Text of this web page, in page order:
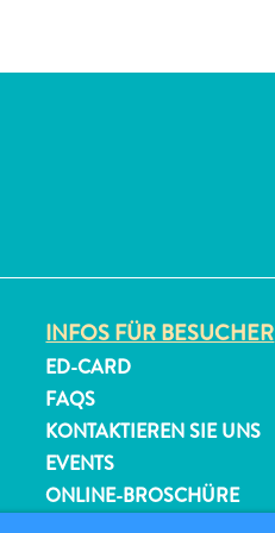
INFOS FÜR BESUCHER
ED-CARD
FAQS
KONTAKTIEREN SIE UNS
EVENTS
ONLINE-BROSCHÜRE